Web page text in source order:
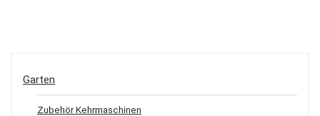
Garten
Zubehör Kehrmaschinen